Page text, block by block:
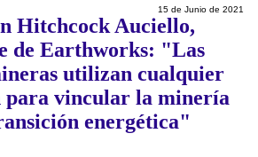
15 de Junio de 2021
Hitchcock Auciello,
de Earthworks: "Las
utilizan cualquier
para vincular la minería
energética"